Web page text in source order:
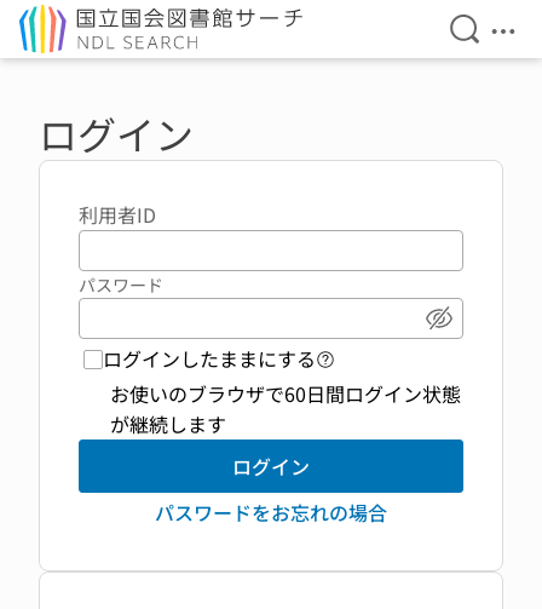
検索を
メ
ログイン
利用者ID
パスワード
パスワー
ログインしたままにする ログイン機能 ヘルプペ
お使いのブラウザで60日間ログイン状態
が継続します
ログイン
パスワードをお忘れの場合